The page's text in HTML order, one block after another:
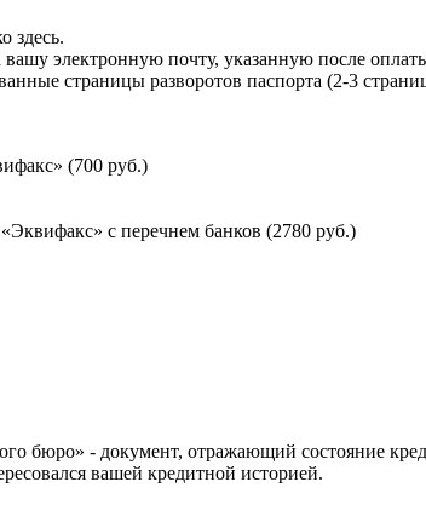
здесь.
электронную почту, указанную после
страницы разворотов паспорта (2-3
(700 руб.)
с перечнем банков (2780 руб.)
бюро» - документ, отражающий состояние
вашей кредитной историей.